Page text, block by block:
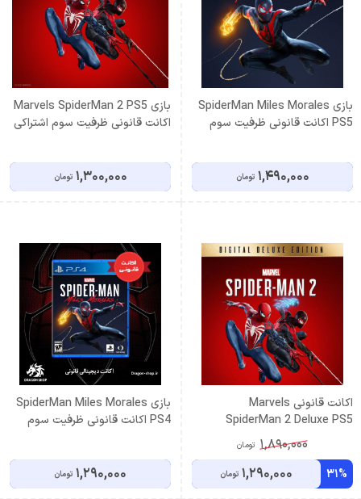
بازی SpiderMan Miles Morales
PS5 اکانت قانونی ظرفیت سوم
1,490,000 تومان
بازی Marvels SpiderMan 2 PS5
اكانت قانونی ظرفیت سوم اشتراکی
1,300,000 تومان
اكانت قانونی Marvels
SpiderMan 2 Deluxe PS5
ظرفیت سوم اشتراکی
1,890,000 تومان
31%
1,290,000 تومان
بازی SpiderMan Miles Morales
PS4 اکانت قانونی ظرفیت سوم
1,290,000 تومان